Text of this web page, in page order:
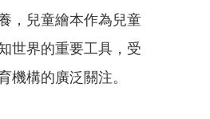
，兒童繪本作為兒童
世界的重要工具，受
機構的廣泛關注。